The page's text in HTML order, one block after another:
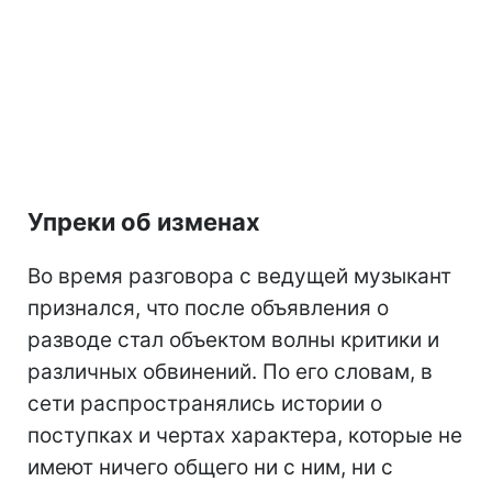
Упреки об изменах
Во время разговора с ведущей музыкант
признался, что после объявления о
разводе стал объектом волны критики и
различных обвинений. По его словам, в
сети распространялись истории о
поступках и чертах характера, которые не
имеют ничего общего ни с ним, ни с